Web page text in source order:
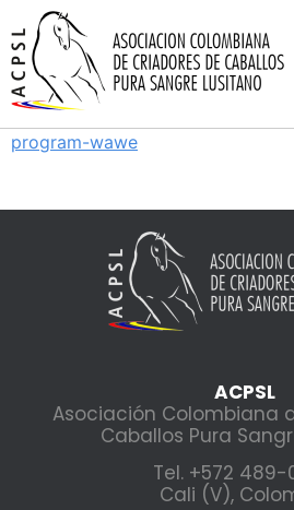
program-wawe
ACPSL
Asociación Colombiana
Caballos Pura
Tel. +572
Cali (V),